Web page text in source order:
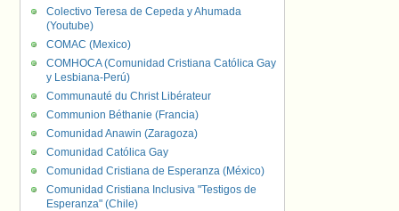
Colectivo Teresa de Cepeda y Ahumada
(Youtube)
COMAC (Mexico)
COMHOCA (Comunidad Cristiana Católica Gay
y Lesbiana-Perú)
Communauté du Christ Libérateur
Communion Béthanie (Francia)
Comunidad Anawin (Zaragoza)
Comunidad Católica Gay
Comunidad Cristiana de Esperanza (México)
Comunidad Cristiana Inclusiva "Testigos de
Esperanza" (Chile)